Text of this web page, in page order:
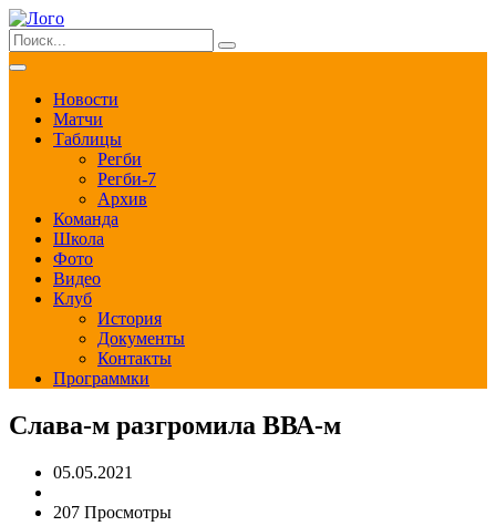
Новости
Матчи
Таблицы
Регби
Регби-7
Архив
Команда
Школа
Фото
Видео
Клуб
История
Документы
Контакты
Программки
Слава-м разгромила ВВА-м
05.05.2021
207 Просмотры